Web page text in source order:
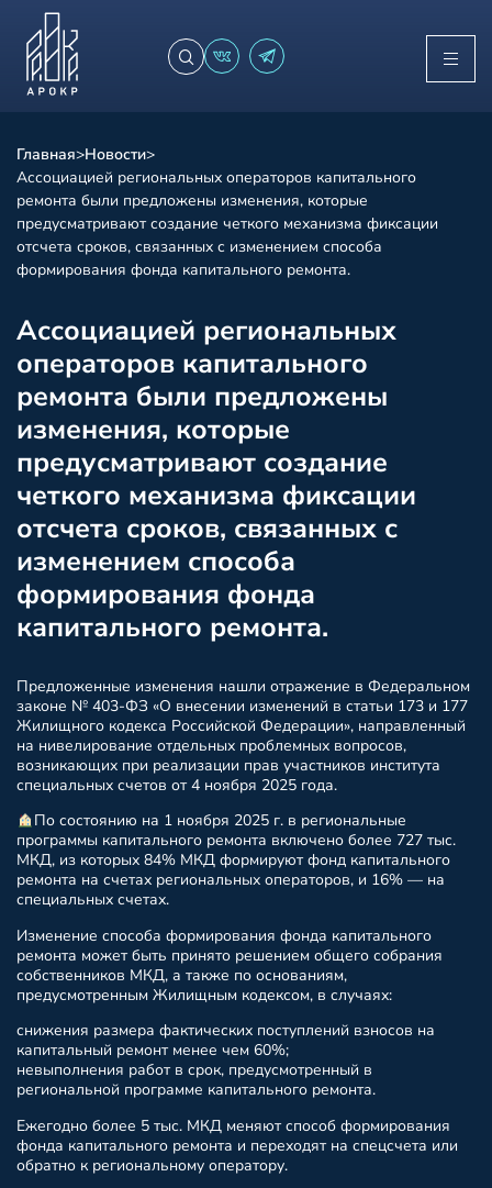
Главная>Новости>
Ассоциацией региональных операторов капитального
ремонта были предложены изменения, которые
предусматривают создание четкого механизма фиксации
отсчета сроков, связанных с изменением способа
формирования фонда капитального ремонта.
Ассоциацией региональных
операторов капитального
ремонта были предложены
изменения, которые
предусматривают создание
четкого механизма фиксации
отсчета сроков, связанных с
изменением способа
формирования фонда
капитального ремонта.
Предложенные изменения нашли отражение в Федеральном
законе № 403-ФЗ «О внесении изменений в статьи 173 и 177
Жилищного кодекса Российской Федерации», направленный
на нивелирование отдельных проблемных вопросов,
возникающих при реализации прав участников института
специальных счетов от 4 ноября 2025 года.
По состоянию на 1 ноября 2025 г. в региональные
программы капитального ремонта включено более 727 тыс.
МКД, из которых 84% МКД формируют фонд капитального
ремонта на счетах региональных операторов, и 16% — на
специальных счетах.
Изменение способа формирования фонда капитального
ремонта может быть принято решением общего собрания
собственников МКД, а также по основаниям,
предусмотренным Жилищным кодексом, в случаях:
снижения размера фактических поступлений взносов на
капитальный ремонт менее чем 60%;
невыполнения работ в срок, предусмотренный в
региональной программе капитального ремонта.
Ежегодно более 5 тыс. МКД меняют способ формирования
фонда капитального ремонта и переходят на спецсчета или
обратно к региональному оператору.